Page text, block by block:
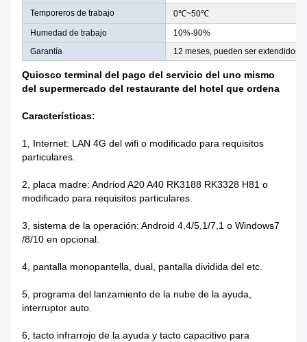
Temporeros de trabajo
0℃~50℃
Humedad de trabajo
10%-90%
Garantía
12 meses, pueden ser extendidos
Quiosco terminal del pago del servicio del uno mismo
del supermercado del restaurante del hotel que ordena
Características:
1, Internet: LAN 4G del wifi o modificado para requisitos
particulares.
2, placa madre: Andriod A20 A40 RK3188 RK3328 H81 o
modificado para requisitos particulares.
3, sistema de la operación: Android 4,4/5,1/7,1 o Windows7
/8/10 en opcional.
4, pantalla monopantella, dual, pantalla dividida del etc.
5, programa del lanzamiento de la nube de la ayuda,
interruptor auto.
6, tacto infrarrojo de la ayuda y tacto capacitivo para